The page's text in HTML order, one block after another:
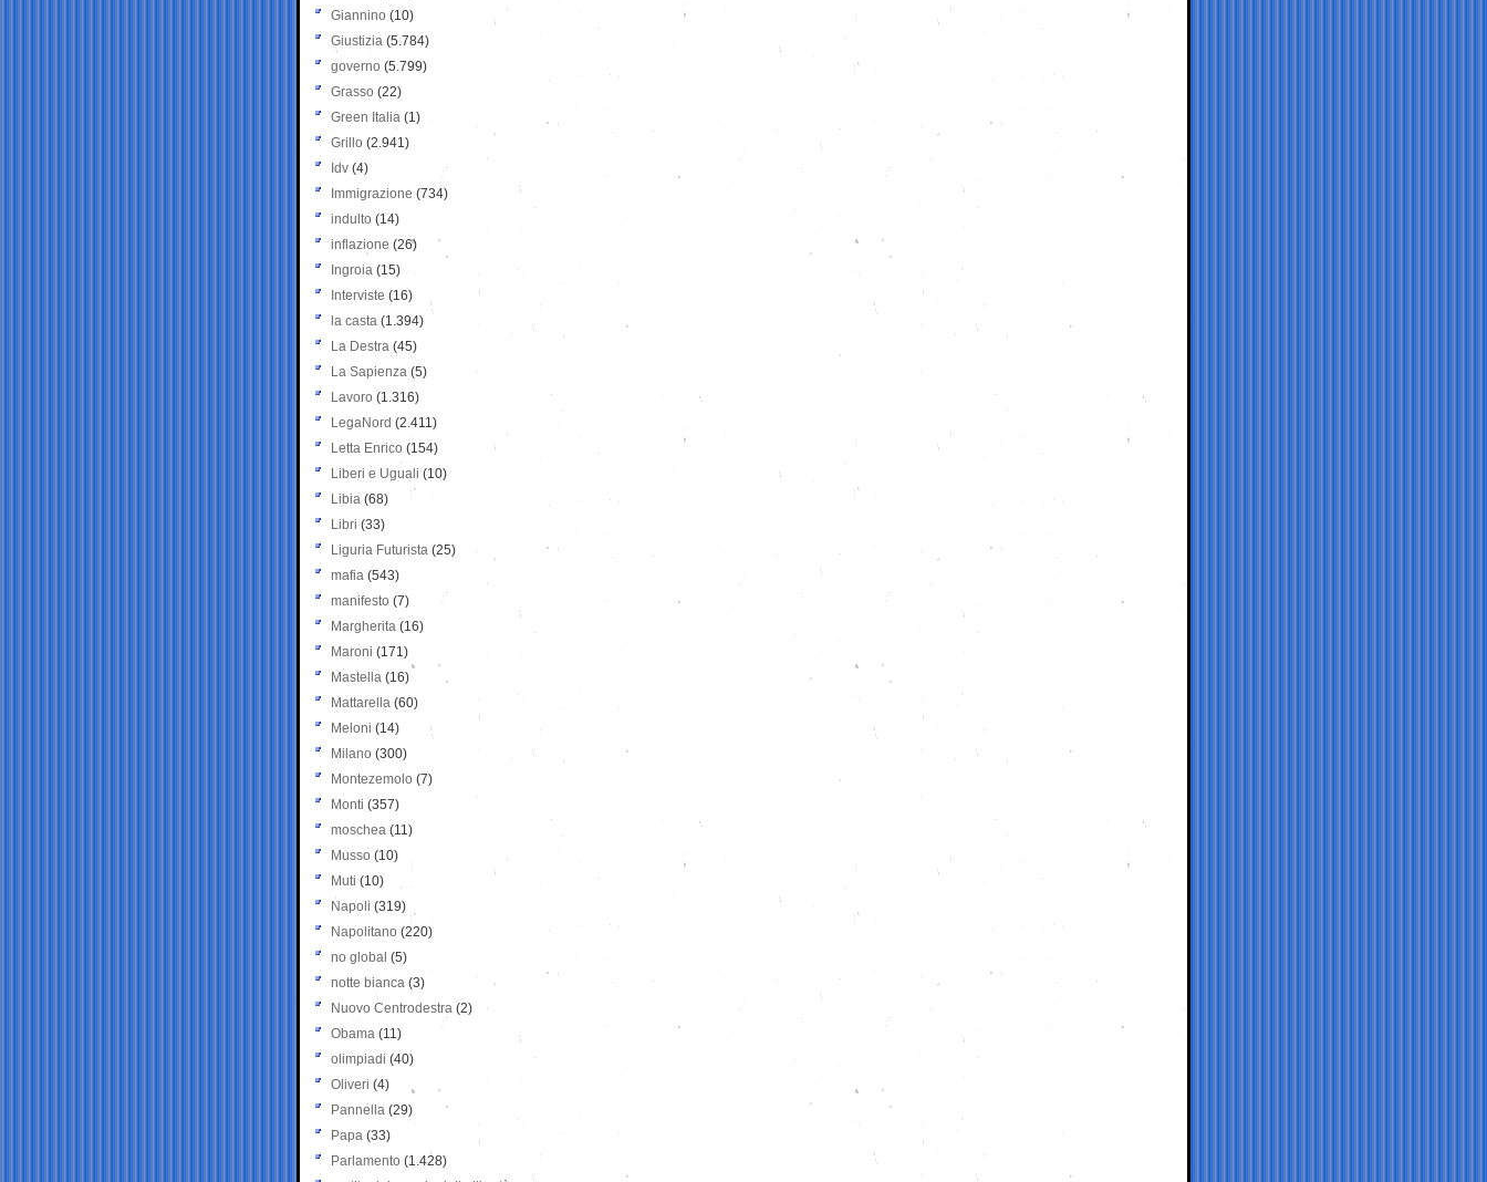
Giannino (10)
Giustizia (5.784)
governo (5.799)
Grasso (22)
Green Italia (1)
Grillo (2.941)
Idv (4)
Immigrazione (734)
indulto (14)
inflazione (26)
Ingroia (15)
Interviste (16)
la casta (1.394)
La Destra (45)
La Sapienza (5)
Lavoro (1.316)
LegaNord (2.411)
Letta Enrico (154)
Liberi e Uguali (10)
Libia (68)
Libri (33)
Liguria Futurista (25)
mafia (543)
manifesto (7)
Margherita (16)
Maroni (171)
Mastella (16)
Mattarella (60)
Meloni (14)
Milano (300)
Montezemolo (7)
Monti (357)
moschea (11)
Musso (10)
Muti (10)
Napoli (319)
Napolitano (220)
no global (5)
notte bianca (3)
Nuovo Centrodestra (2)
Obama (11)
olimpiadi (40)
Oliveri (4)
Pannella (29)
Papa (33)
Parlamento (1.428)